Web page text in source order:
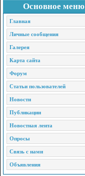
Основное меню
Главная
Личные сообщения
Галерея
Карта сайта
Форум
Статьи пользователей
Новости
Публикации
Новостная лента
Опросы
Связь с нами
Объявления